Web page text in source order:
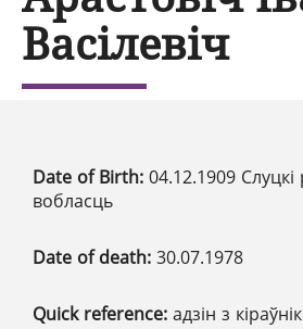
Васілевіч
Date of Birth: 04.12.1909
вобласць
Date of death: 30.07.1978
Quick reference: адзін з